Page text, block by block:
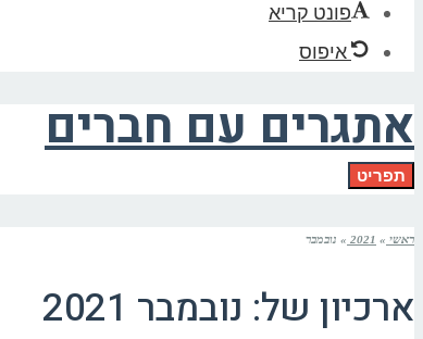
פונט קריא
איפוס
אתגרים עם חברים
תפריט
ראשי »
2021
» נובמבר
ארכיון של: נובמבר 2021